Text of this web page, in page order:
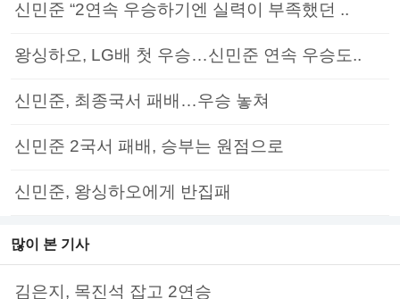
신민준 “2연속 우승하기엔 실력이 부족했던 ..
왕싱하오, LG배 첫 우승…신민준 연속 우승도..
신민준, 최종국서 패배…우승 놓쳐
신민준 2국서 패배, 승부는 원점으로
신민준, 왕싱하오에게 반집패
많이 본 기사
김은지, 목진석 잡고 2연승